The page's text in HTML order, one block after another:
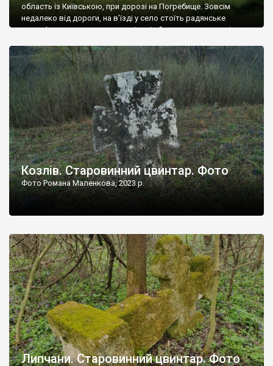
область із Київською, при дорозі на Погребище. Зовсім
недалеко від дороги, на в’їзді у село стоїть радянське
рельєфне пано, яке показує жінку і яблуню, а трохи далі, десь
не видно, але видно дві стареньких колії у траві – […]
Козлів. Старовинний цвинтар. Фото
Фото Романа Маленкова, 2023 р.
Липчани. Старовинний цвинтар. Фото